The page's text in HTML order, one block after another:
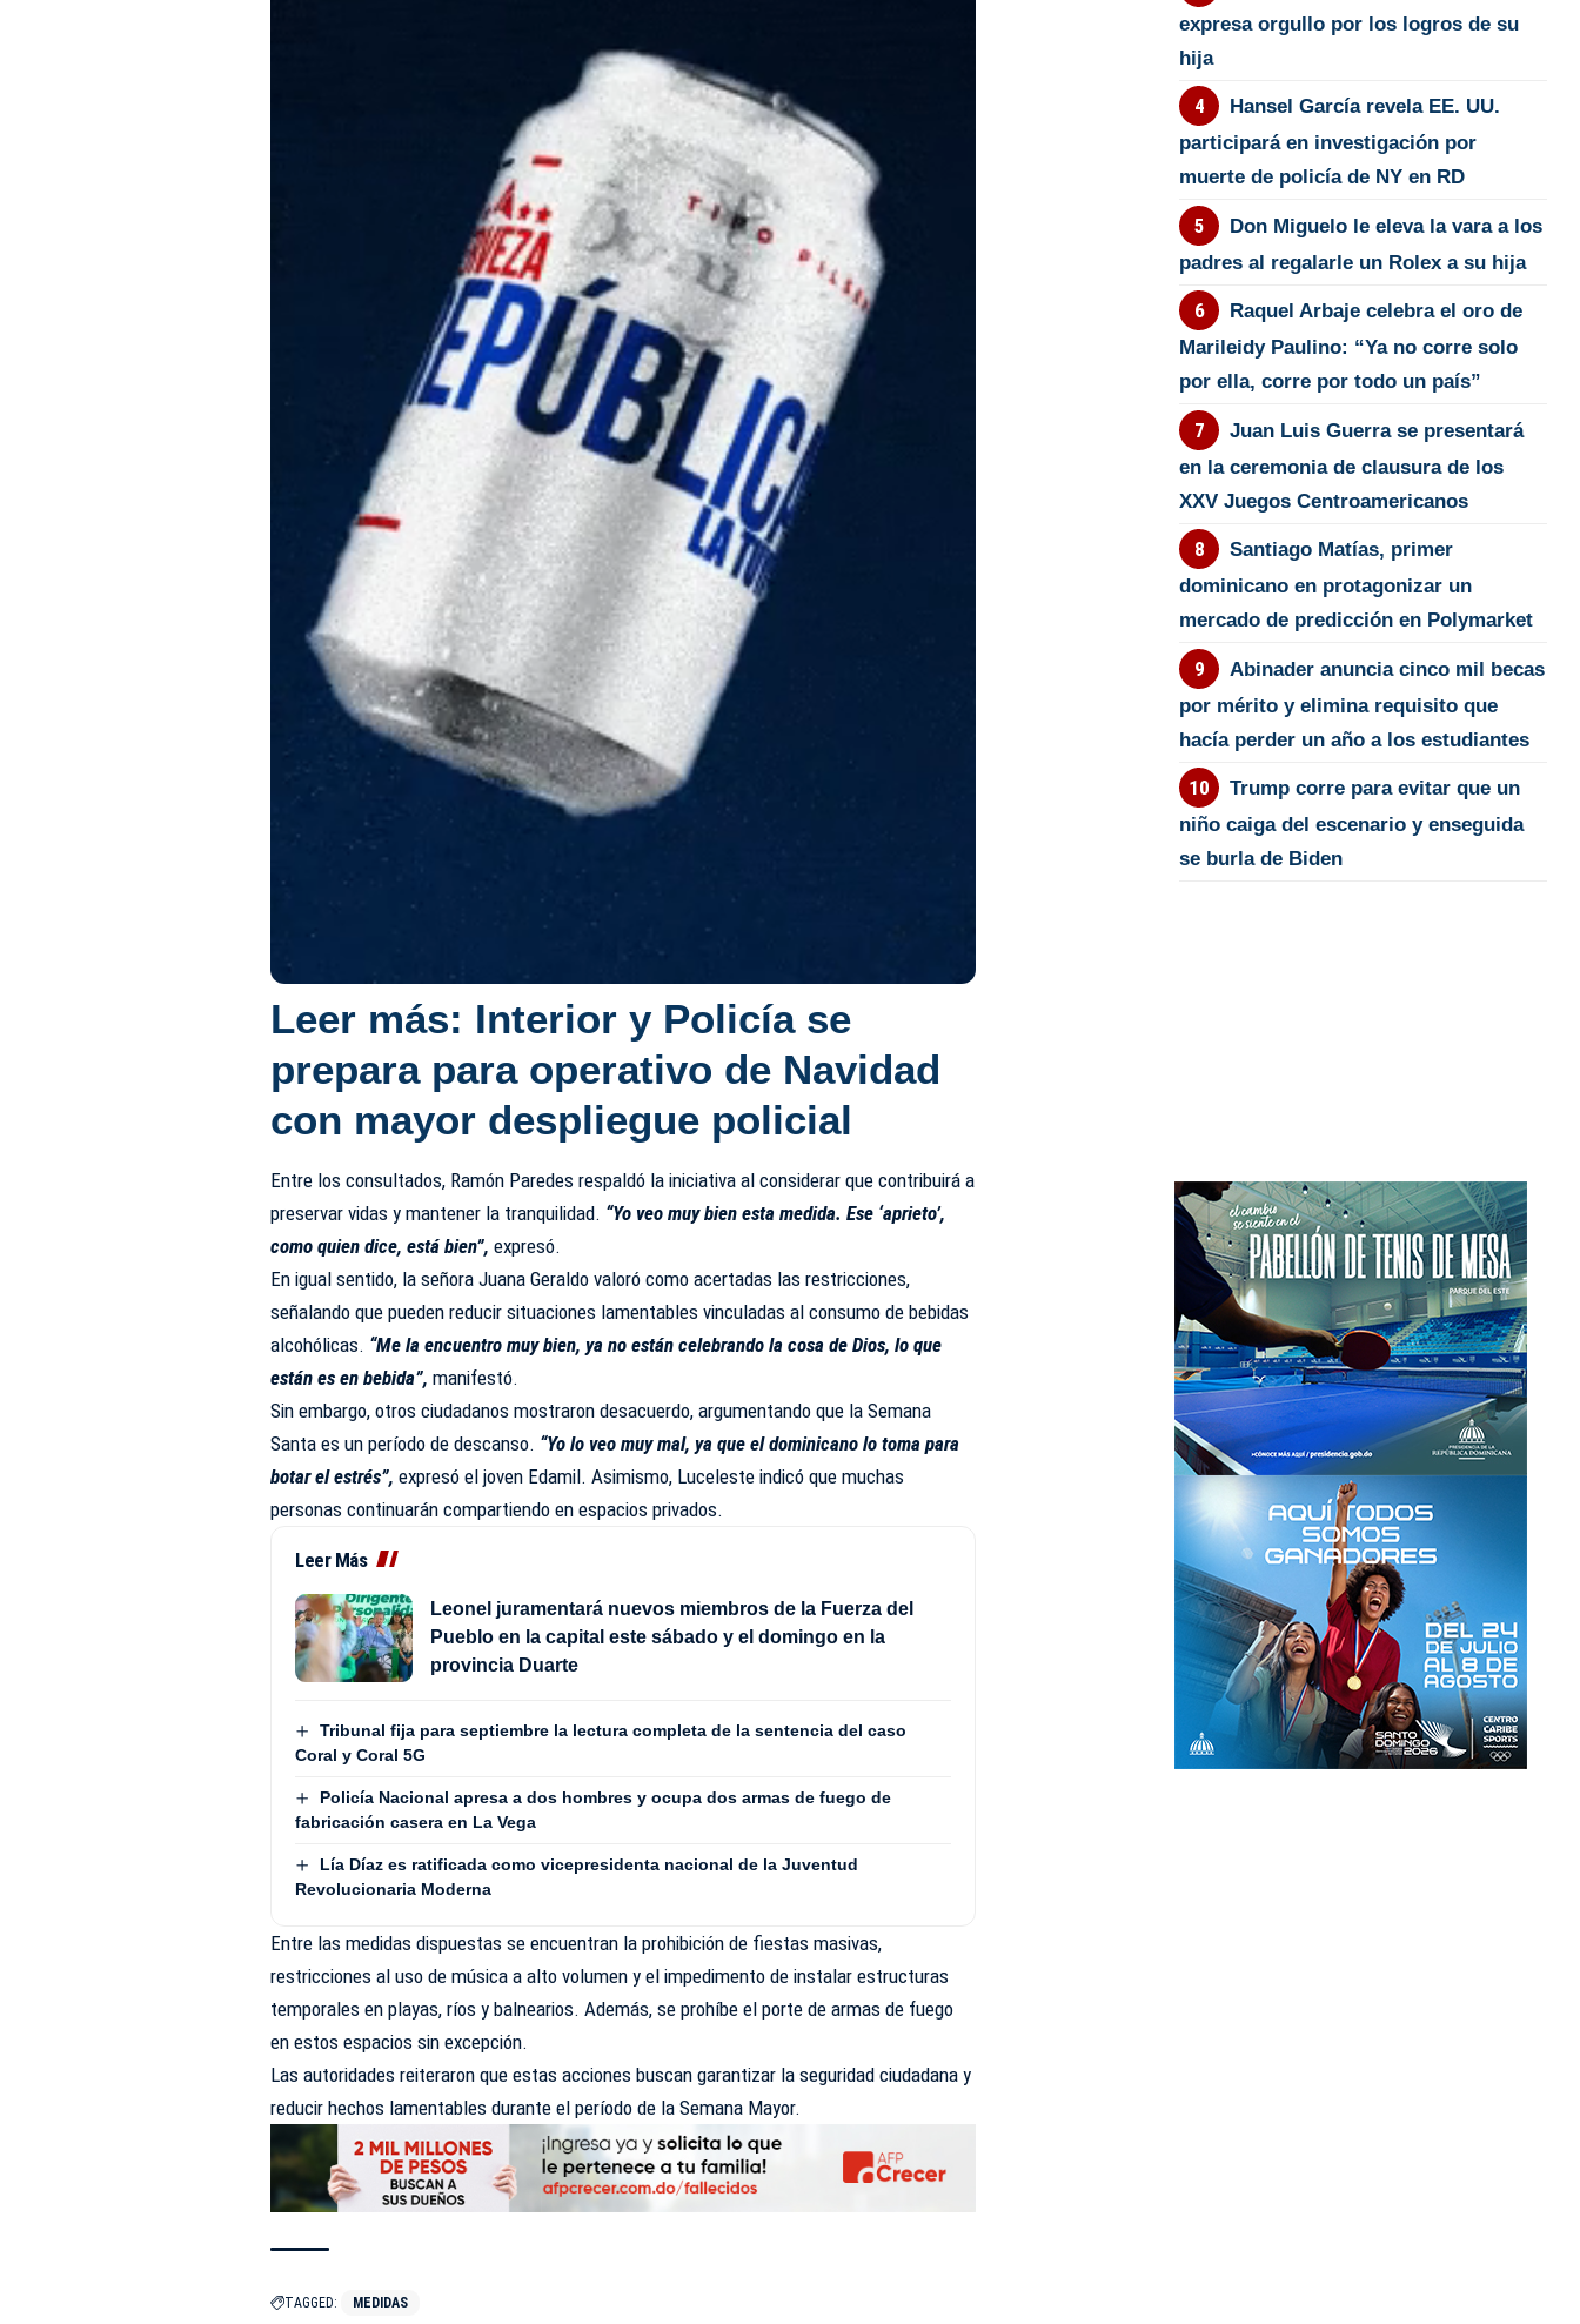
Leer más: Interior y Policía se
prepara para operativo de Navidad
con mayor despliegue policial
Entre los consultados, Ramón Paredes respaldó la iniciativa al considerar que contribuirá a
preservar vidas y mantener la tranquilidad. “Yo veo muy bien esta medida. Ese ‘aprieto’,
como quien dice, está bien”,expresó.
En igual sentido, la señora Juana Geraldo valoró como acertadas las restricciones,
señalando que pueden reducir situaciones lamentables vinculadas al consumo de bebidas
alcohólicas. “Me la encuentro muy bien, ya no están celebrando la cosa de Dios, lo que
están es en bebida”, manifestó.
Sin embargo, otros ciudadanos mostraron desacuerdo, argumentando que la Semana
Santa es un período de descanso. “Yo lo veo muy mal, ya que el dominicano lo toma para
botar el estrés”, expresó el joven Edamil. Asimismo, Luceleste indicó que muchas
personas continuarán compartiendo en espacios privados.
Leer Más
Leonel juramentará nuevos miembros de la Fuerza del
Pueblo en la capital este sábado y el domingo en la
provincia Duarte
Tribunal fija para septiembre la lectura completa de la sentencia del caso
Coral y Coral 5G
Policía Nacional apresa a dos hombres y ocupa dos armas de fuego de
fabricación casera en La Vega
Lía Díaz es ratificada como vicepresidenta nacional de la Juventud
Revolucionaria Moderna
Entre las medidas dispuestas se encuentran la prohibición de fiestas masivas,
restricciones al uso de música a alto volumen y el impedimento de instalar estructuras
temporales en playas, ríos y balnearios. Además, se prohíbe el porte de armas de fuego
en estos espacios sin excepción.
Las autoridades reiteraron que estas acciones buscan garantizar la seguridad ciudadana y
reducir hechos lamentables durante el período de la Semana Mayor.
TAGGED: MEDIDAS
expresa orgullo por los logros de su
hija
Hansel García revela EE. UU.
participará en investigación por
muerte de policía de NY en RD
Don Miguelo le eleva la vara a los
padres al regalarle un Rolex a su hija
Raquel Arbaje celebra el oro de
Marileidy Paulino: “Ya no corre solo
por ella, corre por todo un país”
Juan Luis Guerra se presentará
en la ceremonia de clausura de los
XXV Juegos Centroamericanos
Santiago Matías, primer
dominicano en protagonizar un
mercado de predicción en Polymarket
Abinader anuncia cinco mil becas
por mérito y elimina requisito que
hacía perder un año a los estudiantes
Trump corre para evitar que un
niño caiga del escenario y enseguida
se burla de Biden